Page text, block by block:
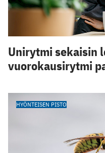
Unirytmi sekaisin
vuorokausirytmi
HYÖNTEISEN PISTO